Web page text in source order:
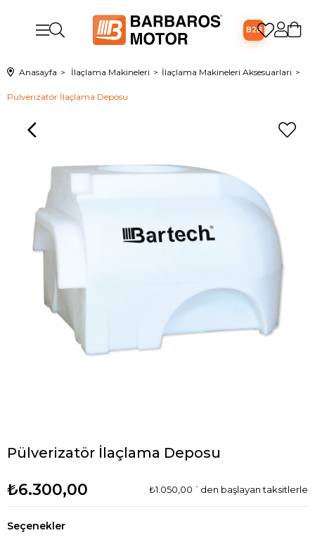
B2B
Anasayfa İlaçlama Makineleri İlaçlama Makineleri Aksesuarları
Pülverizatör İlaçlama Deposu
Pülverizatör İlaçlama Deposu
₺6.300,00 ₺1.050,00 `den başlayan taksitlerle
Seçenekler